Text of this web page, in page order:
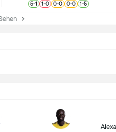
5-1 1-0 0-0 0-0 1-5